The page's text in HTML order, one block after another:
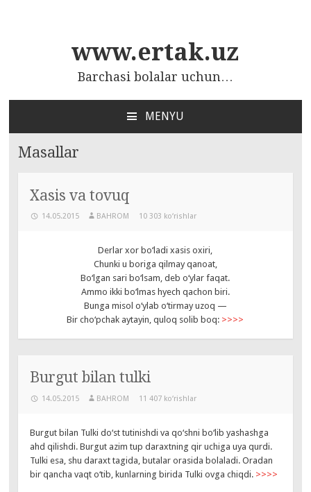
www.ertak.uz
Barchasi bolalar uchun…
MENYU
СОДЕРЖАНИЮ
Masallar
Xasis va tovuq
14.05.2015 BAHROM 10 303 ko‘rishlar
Derlar xor bo‘ladi xasis oxiri,
Chunki u boriga qilmay qanoat,
Bo‘lgan sari bo‘lsam, deb o‘ylar faqat.
Ammo ikki bo‘lmas hyech qachon biri.
Bunga misol o‘ylab o‘tirmay uzoq —
Bir cho‘pchak aytayin, quloq solib boq: >>>>
Burgut bilan tulki
14.05.2015 BAHROM 11 407 ko‘rishlar
Burgut bilan Tulki do‘st tutinishdi va qo‘shni bo‘lib yashashga
ahd qilishdi. Burgut azim tup daraxtning qir uchiga uya qurdi.
Tulki esa, shu daraxt tagida, butalar orasida bolaladi. Oradan
bir qancha vaqt o‘tib, kunlarning birida Tulki ovga chiqdi. >>>>